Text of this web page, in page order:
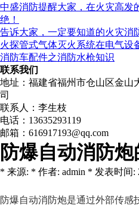
中盛消防提醒大家，在火灾高发
绝！
告诉大家，一定要知道的火灾消
火探管式气体灭火系统在电气设
消防车配件之消防水枪知识
联系我们
地址：福建省福州市仓山区金山
司
联系人：李生枝
电话：13635293119
邮箱：616917193@qq.com
防爆自动消防
* 来源: * 作者: admin * 发表时间:
防爆自动消防炮是通过外部传感